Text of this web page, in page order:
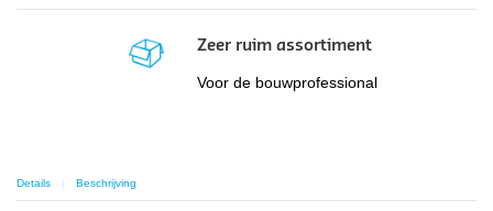
Zeer ruim assortiment
Voor de bouwprofessional
Details Beschrijving